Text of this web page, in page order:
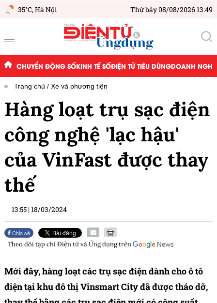
35°C,Hà Nội Thứ bảy 08/08/2026 13:49
CHUYỂN ĐỘNG SỐKINH TẾ SỐĐIỆN TỬ TIÊU DÙNGDOANH
Trang chủ Xe và phương tiện
Hàng loạt trụ sạc điện
công nghệ 'lạc hậu'
của VinFast được thay
thế
13:55 |18/03/2024
Chia sẻ
Theo dõi tạp chíĐiện tử và Ứng dụngtrên
Mới đây, hàng loạt các trụ sạc điện dành cho ô tô
điện tại khu đô thị Vinsmart City đã được tháo dỡ,